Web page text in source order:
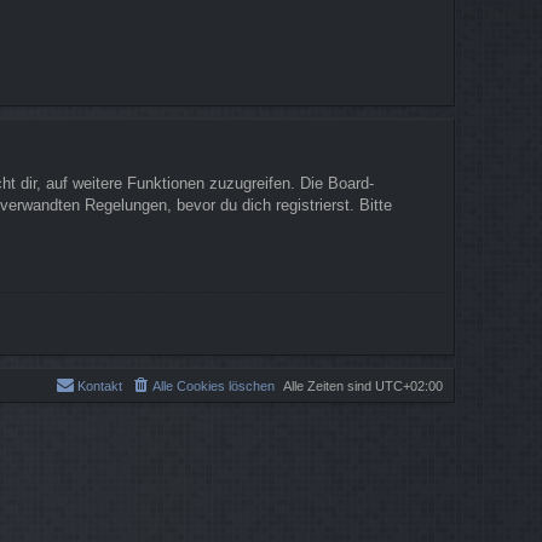
dir, auf weitere Funktionen zuzugreifen. Die Board-
Regelungen, bevor du dich registrierst. Bitte
Alle Zeiten sind UTC+02:00
Alle Cookies löschen
Kontakt